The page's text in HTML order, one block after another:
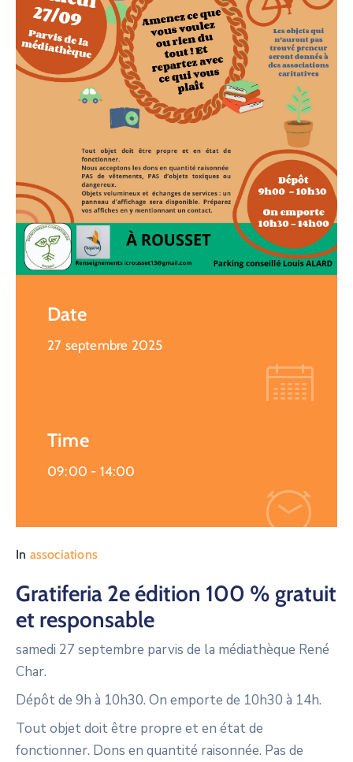
Date
27 septembre 2025
Time
09:00 - 14:00
In associations
Gratiferia 2e édition 100 % gratuit
et responsable
samedi 27 septembre parvis de la médiathèque René
Char.
Dépôt de 9h à 10h30. On emporte de 10h30 à 14h.
Tout objet doit être propre et en état de
fonctionner. Dons en quantité raisonnée. Pas de